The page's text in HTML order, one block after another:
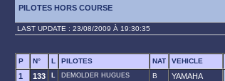
PILOTES HORS COURSE
LAST UPDATE : 23/08/2009 À 19:30:35
P N° L PILOTES NAT VEHICLE
1 133 L DEMOLDER HUGUES B YAMAHA